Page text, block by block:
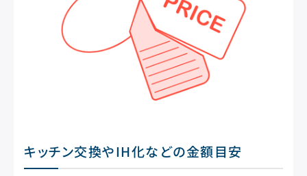
キッチン交換やIH化などの金額目安